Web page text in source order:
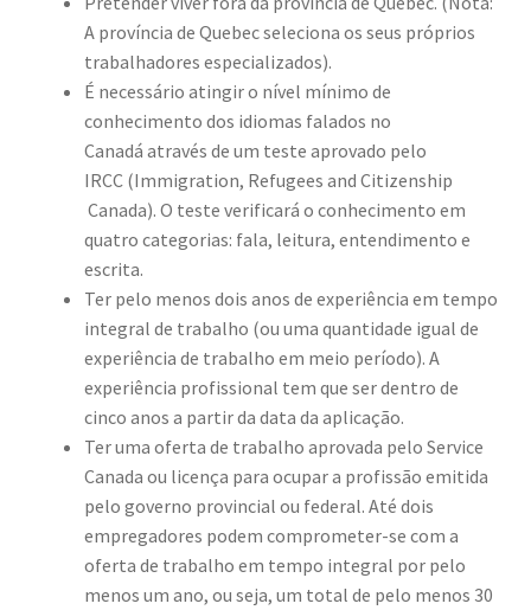
RESIDÊNCIA PERMANENTE
RESIDÊNCIA TEMPORÁRIA
SERVIÇOS PARA RESIDENTES
AVALIAÇÕES GRATUITAS
NOTÍCIAS
CONTATO
A província de Quebec seleciona os seus próprios
trabalhadores especializados).
É necessário atingir o nível mínimo de
conhecimento dos idiomas falados no
Canadá através de um teste aprovado pelo
IRCC (Immigration, Refugees and Citizenship
Canada). O teste verificará o conhecimento em
quatro categorias: fala, leitura, entendimento e
escrita.
Ter pelo menos dois anos de experiência em tempo
integral de trabalho (ou uma quantidade igual de
experiência de trabalho em meio período). A
experiência profissional tem que ser dentro de
cinco anos a partir da data da aplicação.
Ter uma oferta de trabalho aprovada pelo Service
Canada ou licença para ocupar a profissão emitida
pelo governo provincial ou federal. Até dois
empregadores podem comprometer-se com a
oferta de trabalho em tempo integral por pelo
menos um ano, ou seja, um total de pelo menos 30